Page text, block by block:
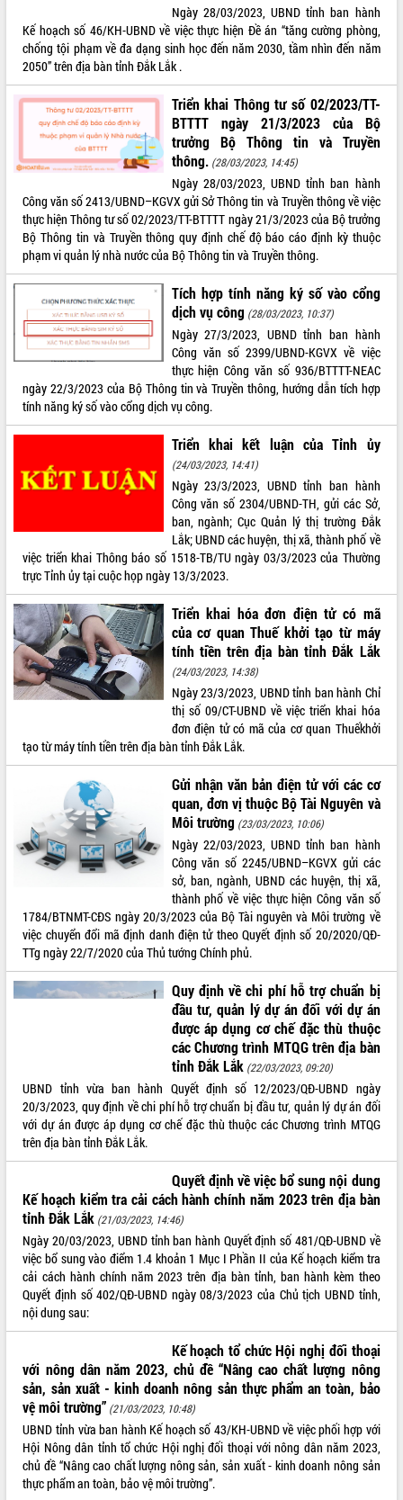
LIÊN KẾT WEB
THỐNG KÊ TRUY CẬP
Hôm nay: 27506
Tất cả: 66040246
Ngày 28/03/2023, UBND tỉnh ban hành
Kế hoạch số 46/KH-UBND về việc thực hiện Đề án “tăng cường phòng,
chống tội phạm về đa dạng sinh học đến năm 2030, tầm nhìn đến năm
2050” trên địa bàn tỉnh Đắk Lắk .
Triển khai Thông tư số 02/2023/TT-
BTTTT ngày 21/3/2023 của Bộ
trưởng Bộ Thông tin và Truyền
thông. (28/03/2023, 14:45)
Ngày 28/03/2023, UBND tỉnh ban hành
Công văn số 2413/UBND–KGVX gửi Sở Thông tin và Truyền thông về việc
thực hiện Thông tư số 02/2023/TT-BTTTT ngày 21/3/2023 của Bộ trưởng
Bộ Thông tin và Truyền thông quy định chế độ báo cáo định kỳ thuộc
phạm vi quản lý nhà nước của Bộ Thông tin và Truyền thông.
Tích hợp tính năng ký số vào cổng
dịch vụ công (28/03/2023, 10:37)
Ngày 27/3/2023, UBND tỉnh ban hành
Công văn số 2399/UBND-KGVX về việc
thực hiện Công văn số 936/BTTTT-NEAC
ngày 22/3/2023 của Bộ Thông tin và Truyền thông, hướng dẫn tích hợp
tính năng ký số vào cổng dịch vụ công.
Triển khai kết luận của Tỉnh ủy
(24/03/2023, 14:41)
Ngày 23/3/2023, UBND tỉnh ban hành
Công văn số 2304/UBND-TH, gửi các Sở,
ban, ngành; Cục Quản lý thị trường Đắk
Lắk; UBND các huyện, thị xã, thành phố về
việc triển khai Thông báo số 1518-TB/TU ngày 03/3/2023 của Thường
trực Tỉnh ủy tại cuộc họp ngày 13/3/2023.
Triển khai hóa đơn điện tử có mã
của cơ quan Thuế khởi tạo từ máy
tính tiền trên địa bàn tỉnh Đắk Lắk
(24/03/2023, 14:38)
Ngày 23/3/2023, UBND tỉnh ban hành Chỉ
thị số 09/CT-UBND về việc triển khai hóa
đơn điện tử có mã của cơ quan Thuếkhởi
tạo từ máy tính tiền trên địa bàn tỉnh Đắk Lắk.
Gửi nhận văn bản điện tử với các cơ
quan, đơn vị thuộc Bộ Tài Nguyên và
Môi trường (23/03/2023, 10:06)
Ngày 22/03/2023, UBND tỉnh ban hành
Công văn số 2245/UBND–KGVX gửi các
sở, ban, ngành, UBND các huyện, thị xã,
thành phố về việc thực hiện Công văn số
1784/BTNMT-CĐS ngày 20/3/2023 của Bộ Tài nguyên và Môi trường về
việc chuyển đổi mã định danh điện tử theo Quyết định số 20/2020/QĐ-
TTg ngày 22/7/2020 của Thủ tướng Chính phủ.
Quy định về chi phí hỗ trợ chuẩn bị
đầu tư, quản lý dự án đối với dự án
được áp dụng cơ chế đặc thù thuộc
các Chương trình MTQG trên địa bàn
tỉnh Đắk Lắk (22/03/2023, 09:20)
UBND tỉnh vừa ban hành Quyết định số 12/2023/QĐ-UBND ngày
20/3/2023, quy định về chi phí hỗ trợ chuẩn bị đầu tư, quản lý dự án đối
với dự án được áp dụng cơ chế đặc thù thuộc các Chương trình MTQG
trên địa bàn tỉnh Đắk Lắk.
Quyết định về việc bổ sung nội dung
Kế hoạch kiểm tra cải cách hành chính năm 2023 trên địa bàn
tỉnh Đắk Lắk (21/03/2023, 14:46)
Ngày 20/03/2023, UBND tỉnh ban hành Quyết định số 481/QĐ-UBND về
việc bổ sung vào điểm 1.4 khoản 1 Mục I Phần II của Kế hoạch kiểm tra
cải cách hành chính năm 2023 trên địa bàn tỉnh, ban hành kèm theo
Quyết định số 402/QĐ-UBND ngày 08/3/2023 của Chủ tịch UBND tỉnh,
nội dung sau:
Kế hoạch tổ chức Hội nghị đối thoại
với nông dân năm 2023, chủ đề “Nâng cao chất lượng nông
sản, sản xuất - kinh doanh nông sản thực phẩm an toàn, bảo
vệ môi trường” (21/03/2023, 10:48)
UBND tỉnh vừa ban hành Kế hoạch số 43/KH-UBND về việc phối hợp với
Hội Nông dân tỉnh tổ chức Hội nghị đối thoại với nông dân năm 2023,
chủ đề “Nâng cao chất lượng nông sản, sản xuất - kinh doanh nông sản
thực phẩm an toàn, bảo vệ môi trường”.